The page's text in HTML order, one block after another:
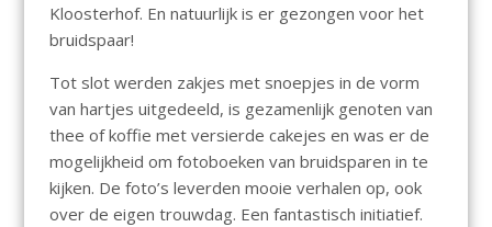
Kloosterhof. En natuurlijk is er gezongen voor het
bruidspaar!
Tot slot werden zakjes met snoepjes in de vorm
van hartjes uitgedeeld, is gezamenlijk genoten van
thee of koffie met versierde cakejes en was er de
mogelijkheid om fotoboeken van bruidsparen in te
kijken. De foto’s leverden mooie verhalen op, ook
over de eigen trouwdag. Een fantastisch initiatief.